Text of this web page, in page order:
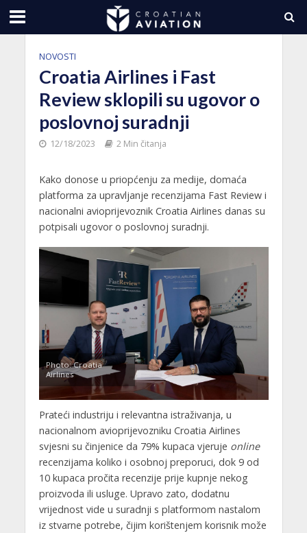
NOVOSTI
Croatia Airlines i Fast
Review sklopili su ugovor o
poslovnoj suradnji
12/18/2023 2 Min čitanja
Kako donose u priopćenju za medije, domaća
platforma za upravljanje recenzijama Fast Review i
nacionalni avioprijevoznik Croatia Airlines danas su
potpisali ugovor o poslovnoj suradnji.
Photo: Croatia
Airlines
Prateći industriju i relevantna istraživanja, u
nacionalnom avioprijevozniku Croatia Airlines
svjesni su činjenice da 79% kupaca vjeruje online
recenzijama koliko i osobnoj preporuci, dok 9 od
10 kupaca pročita recenzije prije kupnje nekog
proizvoda ili usluge. Upravo zato, dodatnu
vrijednost vide u suradnji s platformom nastalom
iz stvarne potrebe, čijim korištenjem korisnik može